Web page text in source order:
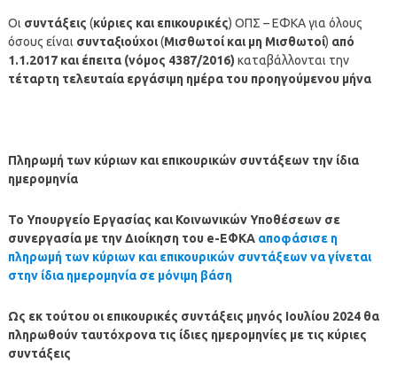
Οι συντάξεις (κύριες και επικουρικές) ΟΠΣ – ΕΦΚΑ για όλους
όσους είναι συνταξιούχοι(Μισθωτοί και μη Μισθωτοί) από
1.1.2017 και έπειτα (νόμος 4387/2016) καταβάλλονται την
τέταρτη τελευταία εργάσιμη ημέρα του προηγούμενου μήνα
Πληρωμή των κύριων και επικουρικών συντάξεων την ίδια
ημερομηνία
Το Υπουργείο Εργασίας και Κοινωνικών Υποθέσεων σε
συνεργασία με την Διοίκηση του e-ΕΦΚΑ αποφάσισε η
πληρωμή των κύριων και επικουρικών συντάξεων να γίνεται
στην ίδια ημερομηνία σε μόνιμη βάση
Ως εκ τούτου οι επικουρικές συντάξεις μηνός Ιουλίου 2024 θα
πληρωθούν ταυτόχρονα τις ίδιες ημερομηνίες με τις κύριες
συντάξεις